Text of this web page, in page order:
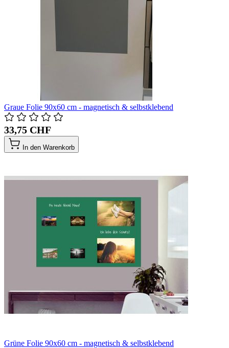
Graue Folie 90x60 cm - magnetisch & selbstklebend
33,75 CHF
In den Warenkorb
Grüne Folie 90x60 cm - magnetisch & selbstklebend